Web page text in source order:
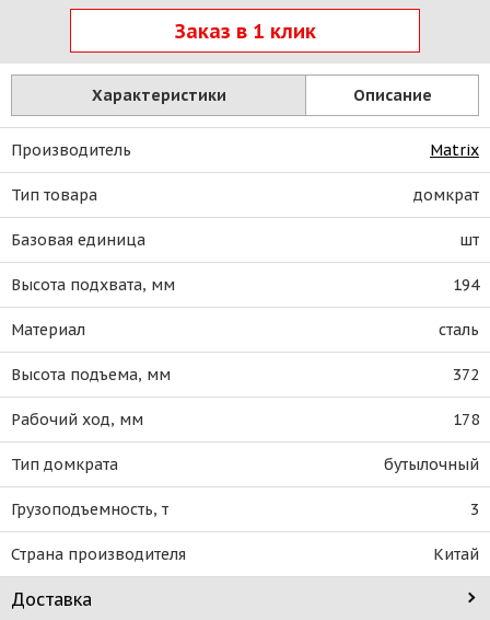
Заказ в 1 клик
Характеристики Описание
Производитель Matrix
Тип товара домкрат
Базовая единица шт
Высота подхвата, мм 194
Материал сталь
Высота подъема, мм 372
Рабочий ход, мм 178
Тип домкрата бутылочный
Грузоподъемность, т 3
Страна производителя Китай
Доставка